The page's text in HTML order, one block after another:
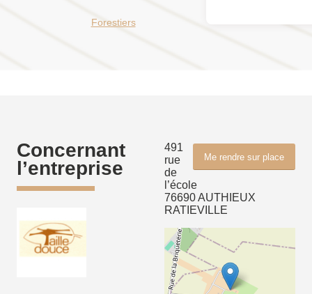
Forestiers
Concernant
l’entreprise
Me rendre sur place
491
rue
de
l’école
76690 AUTHIEUX
RATIEVILLE